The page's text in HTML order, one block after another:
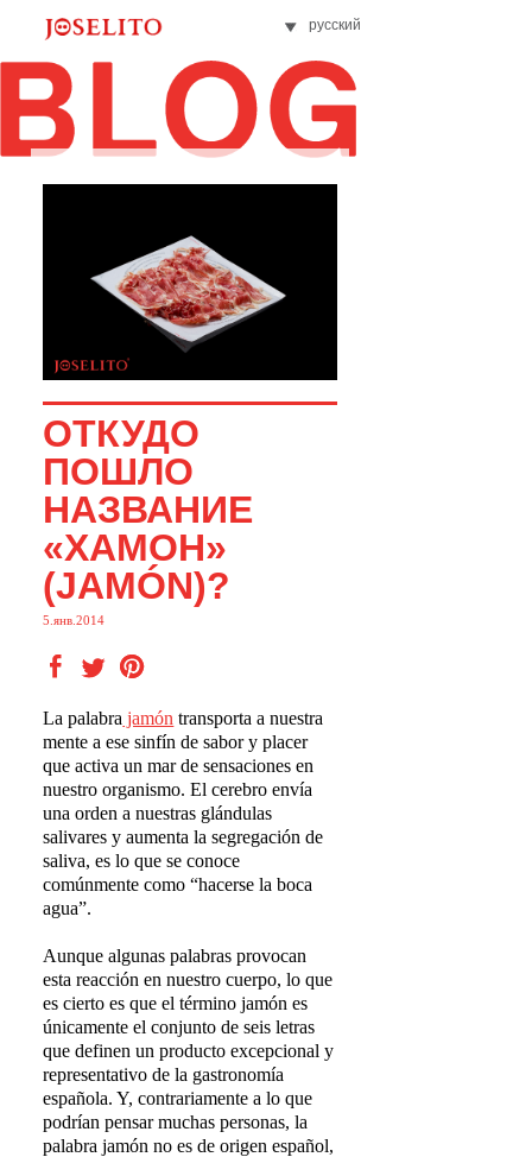
русский
ОТКУДО
ПОШЛО
НАЗВАНИЕ
«ХАМОН»
(JAMÓN)?
5.янв.2014
La palabra jamón transporta a nuestra
mente a ese sinfín de sabor y placer
que activa un mar de sensaciones en
nuestro organismo. El cerebro envía
una orden a nuestras glándulas
salivares y aumenta la segregación de
saliva, es lo que se conoce
comúnmente como “hacerse la boca
agua”.
Aunque algunas palabras provocan
esta reacción en nuestro cuerpo, lo que
es cierto es que el término jamón es
únicamente el conjunto de seis letras
que definen un productoexcepcional y
representativode la gastronomía
española. Y, contrariamente a lo que
podrían pensar muchas personas, la
palabra jamón no es de origen español,